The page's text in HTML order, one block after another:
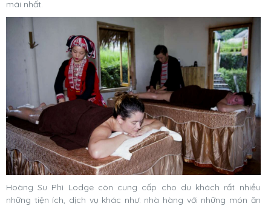
mái nhất.
Hoàng Su Phì Lodge còn cung cấp cho du khách rất nhiều
những tiện ích, dịch vụ khác như: nhà hàng với những món ăn